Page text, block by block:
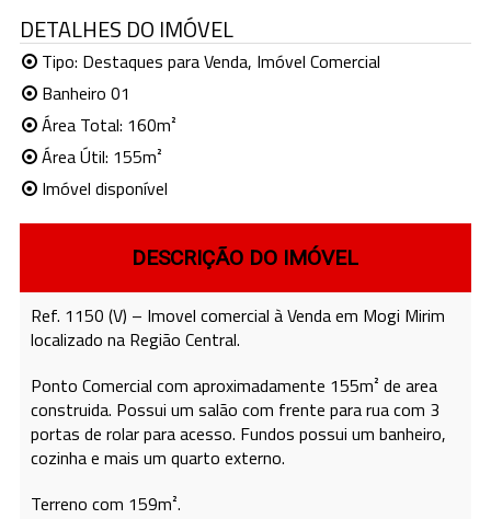
DETALHES DO IMÓVEL
Tipo: Destaques para Venda, Imóvel Comercial
Banheiro 01
Área Total: 160m²
Área Útil: 155m²
Imóvel disponível
DESCRIÇÃO DO IMÓVEL
Ref. 1150 (V) – Imovel comercial à Venda em Mogi Mirim
localizado na Região Central.
Ponto Comercial com aproximadamente 155m² de area
construida. Possui um salão com frente para rua com 3
portas de rolar para acesso. Fundos possui um banheiro,
cozinha e mais um quarto externo.
Terreno com 159m².